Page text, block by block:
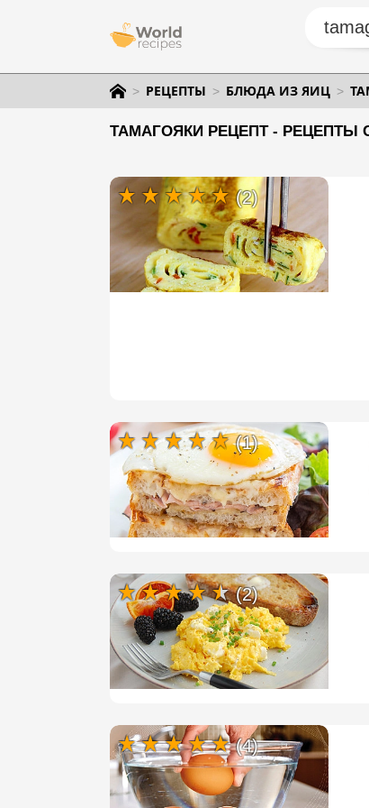
РЕЦЕПТЫ БЛЮДА ИЗ ЯИЦ
ТАМАГОЯКИ РЕЦЕПТ -
(2)
(1)
(2)
(4)